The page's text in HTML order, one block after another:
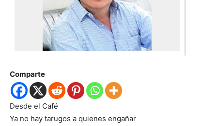
Comparte
Desde el Café
Ya no hay tarugos a quienes engañar